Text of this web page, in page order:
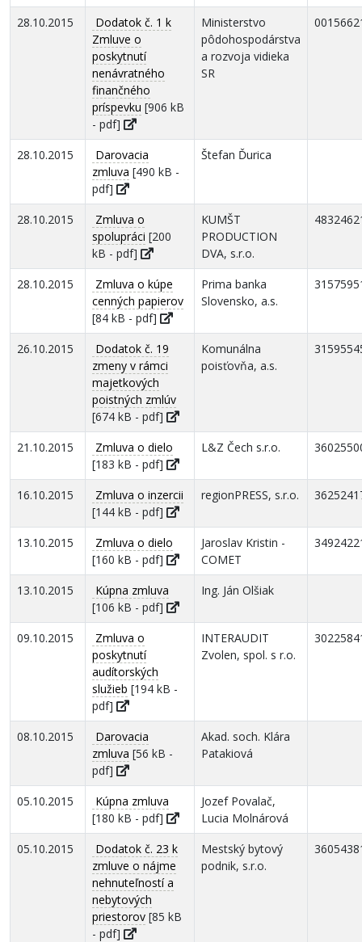
28.10.2015
Dodatok č. 1 k
Zmluve o
poskytnutí
nenávratného
finančného
príspevku [906 kB
- pdf]
Ministerstvo
pôdohospodárstva
a rozvoja vidieka
SR
28.10.2015
Darovacia
zmluva [490 kB -
pdf]
Štefan Ďurica
28.10.2015
Zmluva o
spolupráci [200
kB - pdf]
KUMŠT
PRODUCTION
DVA, s.r.o.
28.10.2015
Zmluva o kúpe
cenných papierov
[84 kB - pdf]
Prima banka
Slovensko, a.s.
26.10.2015
Dodatok č. 19
zmeny v rámci
majetkových
poistných zmlúv
[674 kB - pdf]
Komunálna
poisťovňa, a.s.
21.10.2015
Zmluva o dielo
[183 kB - pdf]
L&Z Čech s.r.o.
16.10.2015
Zmluva o inzercii
[144 kB - pdf]
regionPRESS, s.r.o.
13.10.2015
Zmluva o dielo
[160 kB - pdf]
Jaroslav Kristin -
COMET
13.10.2015
Kúpna zmluva
[106 kB - pdf]
Ing. Ján Olšiak
09.10.2015
Zmluva o
poskytnutí
audítorských
služieb [194 kB -
pdf]
INTERAUDIT
Zvolen, spol. s r.o.
08.10.2015
Darovacia
zmluva [56 kB -
pdf]
Akad. soch. Klára
Patakiová
05.10.2015
Kúpna zmluva
[180 kB - pdf]
Jozef Povalač,
Lucia Molnárová
05.10.2015
Dodatok č. 23 k
zmluve o nájme
nehnuteľností a
nebytových
priestorov [85 kB
- pdf]
Mestský bytový
podnik, s.r.o.